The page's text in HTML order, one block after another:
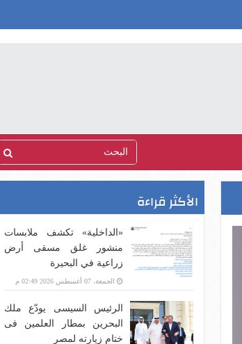
الأكثر قراءة
«الداخلية» تكشف ملابسات
منشور غلق مسقى أرض
زراعية في البحيرة
الجمعة، 07 أغسطس 2026 02:49 م
الرئيس السيسى يودّع ملك
البحرين بمطار العلمين فى
ختام زيارته لمصر